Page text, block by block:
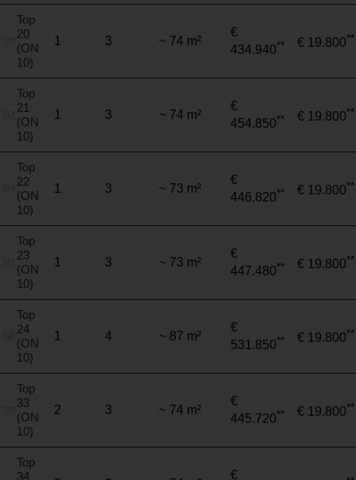
Top
20
(ON
10)
1 3 ~ 74 m²
€
434.940** € 19.800**
Top
21
(ON
10)
1 3 ~ 74 m²
€
454.850** € 19.800**
Top
22
(ON
10)
1 3 ~ 73 m²
€
446.820** € 19.800**
Top
23
(ON
10)
1 3 ~ 73 m²
€
447.480** € 19.800**
Top
24
(ON
10)
1 4 ~ 87 m²
€
531.850** € 19.800**
Top
33
(ON
10)
2 3 ~ 74 m²
€
445.720** € 19.800**
Top
34
€